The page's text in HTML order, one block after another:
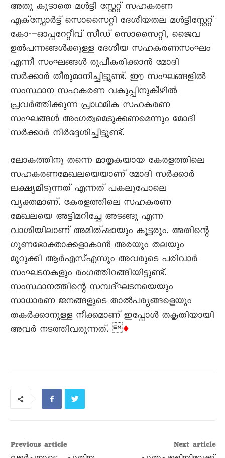
അതു കൂടാതെ മൾട്ടി സ്റ്റേറ്റ് സഹകരണ
എക്സ്പോർട്ട് സൊസെെറ്റി ദേശീയതല മൾട്ടിസ്റ്റേറ്റ്
കോ-–ഓപ്പറേറ്റീവ് സീഡ് സൊസെെറ്റി, ജെെവ
ഉൽപന്നങ്ങൾക്കുള്ള ദേശീയ സഹകരണസംഘം
എന്നീ സംഘങ്ങൾ രൂപീകരിക്കാൻ മോദി
സർക്കാർ തീരുമാനിച്ചിട്ടുണ്ട്. ഈ സംഘങ്ങളിൽ
സംസ്ഥാന സഹകരണ വകുപ്പിനുകീഴിൽ
പ്രവർത്തിക്കുന്ന പ്രാഥമിക സഹകരണ
സംഘങ്ങൾ അംഗത്വമെടുക്കണമെന്നും മോദി
സർക്കാർ നിർദ്ദേശിച്ചിട്ടുണ്ട്.
ലോകത്തിനു തന്നെ മാതൃകയായ കേരളത്തിലെ
സഹകരണമേഖലയെയാണ് മോദി സർക്കാർ
ലക്ഷ്യമിടുന്നത് എന്നത് പകലുപോലെ
വ്യക്തമാണ്. കേരളത്തിലെ സഹകരണ
മേഖലയെ അട്ടിമറിച്ചേ അടങ്ങൂ എന്ന
വാശിയിലാണ് അമിത്ഷായും കൂട്ടരും. അതിന്റെ
ഗുണഭോക്താക്കളാകാൻ അരയും തലയും
മുറുക്കി ആർഎസ്എസും അവരുടെ പരിവാർ
സംഘടനകളും രംഗത്തിറങ്ങിയിട്ടുണ്ട്.
സംസ്ഥാനത്തിന്റെ സമ്പദ്ഘടനയെയും
സാധാരണ ജനങ്ങളുടെ താൽപര്യങ്ങളെയും
തകർക്കാനുള്ള നീക്കമാണ് ഇപ്പോൾ തകൃതിയായി
അവർ നടത്തിവരുന്നത്. ♦
Previous article
Next article